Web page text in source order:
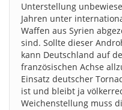
Unterstellung
Jahren unter
Waffen aus Syrien
sind. Sollte dieser
kann Deutschland auf
französischen Achse
Einsatz deutscher
ist und bleibt ja
Weichenstellung muss